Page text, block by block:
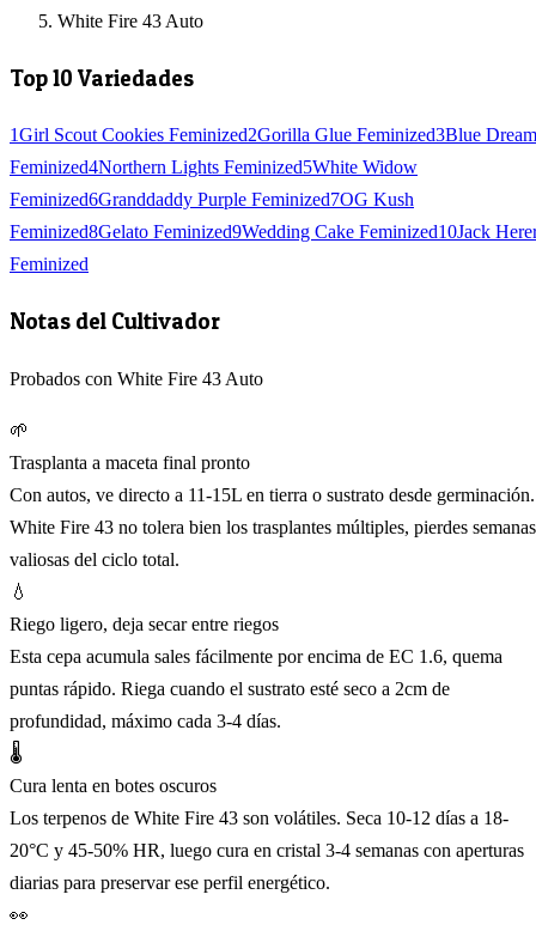
White Fire 43 Auto
Top 10 Variedades
1Girl Scout Cookies Feminized2Gorilla Glue Feminized3Blue Dream
Feminized4Northern Lights Feminized5White Widow
Feminized6Granddaddy Purple Feminized7OG Kush
Feminized8Gelato Feminized9Wedding Cake Feminized10Jack
Feminized
Notas del Cultivador
Probados con White Fire 43 Auto
🌱
Trasplanta a maceta final pronto
Con autos, ve directo a 11-15L en tierra o sustrato desde germinación.
White Fire 43 no tolera bien los trasplantes múltiples, pierdes semanas
valiosas del ciclo total.
💧
Riego ligero, deja secar entre riegos
Esta cepa acumula sales fácilmente por encima de EC 1.6, quema
puntas rápido. Riega cuando el sustrato esté seco a 2cm de
profundidad, máximo cada 3-4 días.
🌡️
Cura lenta en botes oscuros
Los terpenos de White Fire 43 son volátiles. Seca 10-12 días a 18-
20°C y 45-50% HR, luego cura en cristal 3-4 semanas con aperturas
diarias para preservar ese perfil energético.
👀